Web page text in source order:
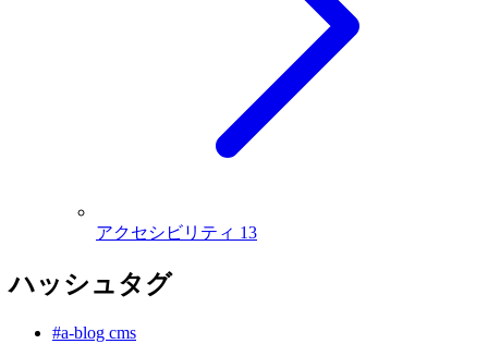
アクセシビリティ 13
ハッシュタグ
#a-blog cms